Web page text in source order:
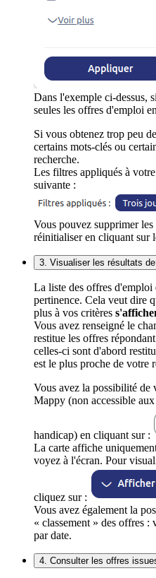
Dans l'exemple ci-dessus,
seules les offres d'emploi
Si vous obtenez trop peu
certains mots-clés ou
recherche.
Les filtres appliqués à
suivante :
Vous pouvez supprimer
réinitialiser en cliquant sur
3. Visualiser les résultats
La liste des offres d'emploi
pertinence. Cela veut dire
plus à vos critères
Vous avez renseigné le
restitue les offres
celles-ci sont d'abord
est le plus proche de votre
Vous avez la possibilité de
Mappy (non accessible
handicap) en cliquant sur :
La carte affiche
voyez à l'écran. Pour
cliquez sur :
Vous avez également la
« classement » des offres
par date.
4. Consulter les offres